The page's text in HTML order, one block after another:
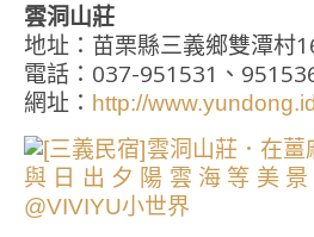
雲洞山莊
地址：苗栗縣三義鄉雙潭村
電話：037-951531、
網址： http://